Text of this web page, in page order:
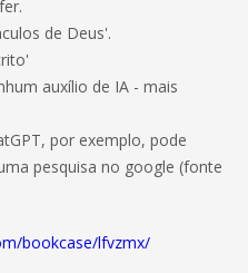
de Deus'.
auxílio de IA - mais
por exemplo, pode
pesquisa no google (fonte
bookcase/lfvzmx/